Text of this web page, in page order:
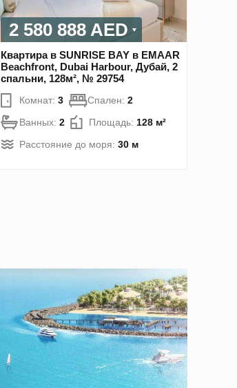
2 580 888 AED
Квартира в SUNRISE BAY в EMAAR
Beachfront, Dubai Harbour, Дубай, 2
спальни, 128м², № 29754
Комнат: 3 Спален: 2
Ванных: 2 Площадь: 128 м²
Расстояние до моря: 30 м